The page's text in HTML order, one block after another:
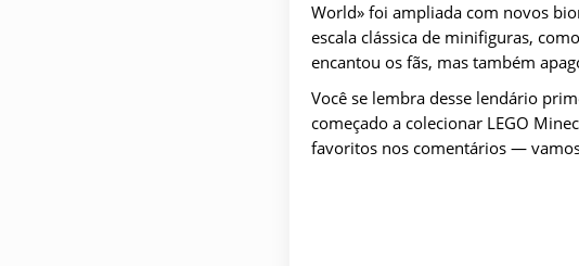
World» foi ampliada com novos
escala clássica de minifiguras,
encantou os fãs, mas também
Você se lembra desse lendário
começado a colecionar LEGO
favoritos nos comentários —